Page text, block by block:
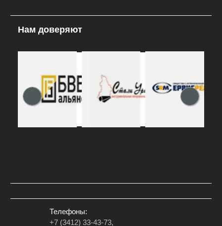
Нам доверяют
Телефоны:
+7 (3412) 33-43-73,